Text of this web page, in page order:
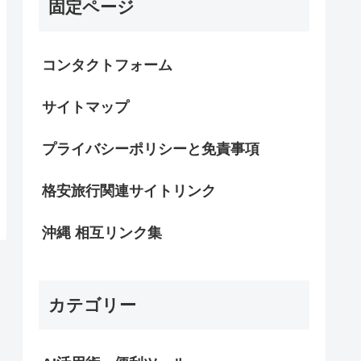
固定ページ
コンタクトフォーム
サイトマップ
プライバシーポリシーと免責事項
格安旅行関連サイトリンク
沖縄 相互リンク集
カテゴリー